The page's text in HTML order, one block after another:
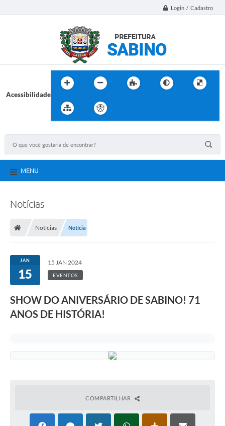
Login / Cadastro
Acessibilidade
MENU
Notícias
Notícias Notícia
JAN
15
15 JAN 2024
EVENTOS
SHOW DO ANIVERSÁRIO DE SABINO! 71
ANOS DE HISTÓRIA!
COMPARTILHAR